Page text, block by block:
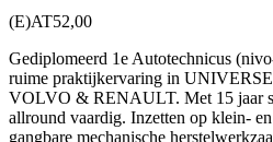
(E)AT52,00
Gediplomeerd 1e Autotechnicus
ruime praktijkervaring in
VOLVO & RENAULT. Met 15 jaar
allround vaardig. Inzetten op klein-
gangbare mechanische